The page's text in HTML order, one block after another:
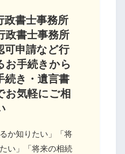
政書士事務所
政書士事務所
可申請など行
お手続きから
続き・遺言書
お気軽にご相
か知りたい」「将
い」「将来の相続